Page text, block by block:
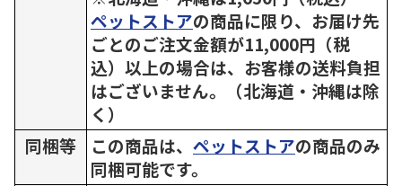
ペットストアの商品に限り、お届け先
ごとのご注文金額が11,000円（税
込）以上の場合は、お客様の送料負担
はございません。（北海道・沖縄は除
く）
同梱等
この商品は、 ペットストアの商品のみ
同梱可能です。